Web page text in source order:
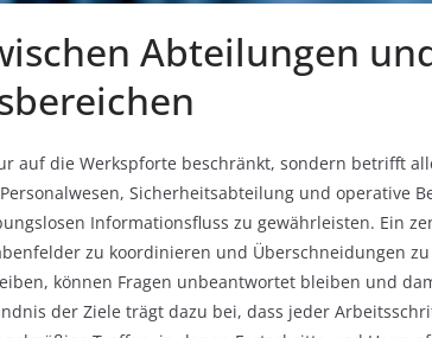
Abteilungen
auf die Werkspforte beschränkt, sondern betrifft
Sicherheitsabteilung und operative
Informationsfluss zu gewährleisten. Ein
zu koordinieren und Überschneidungen
können Fragen unbeantwortet bleiben und
der Ziele trägt dazu bei, dass jeder